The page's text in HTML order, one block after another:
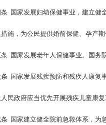
国家发展妇幼保健事业，建立健
施，为公民提供婚前保健、孕产
国家发展老年人保健事业。国务
国家发展残疾预防和残疾人康复
民政府应当优先开展残疾儿童康
国家建立健全院前急救体系，为